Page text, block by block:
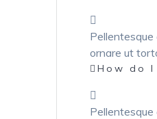
Pellentesque
ornare ut
How do
Pellentesque